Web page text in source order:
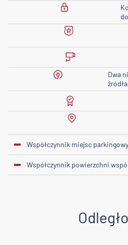
Dwa
Współczynnik miejsc
Współczynnik powierzchni